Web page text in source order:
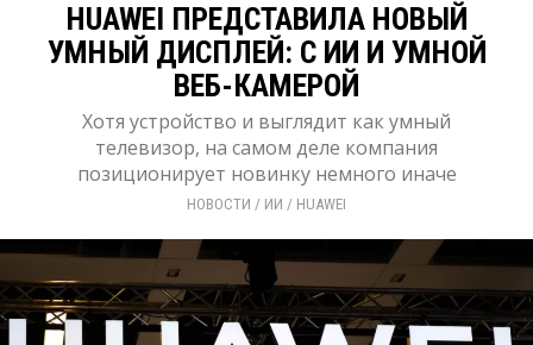
HUAWEI ПРЕДСТАВИЛА НОВЫЙ
УМНЫЙ ДИСПЛЕЙ: С ИИ И УМНОЙ
ВЕБ-КАМЕРОЙ
Хотя устройство и выглядит как умный
телевизор, на самом деле компания
позиционирует новинку немного иначе
НОВОСТИ / ИИ / HUAWEI